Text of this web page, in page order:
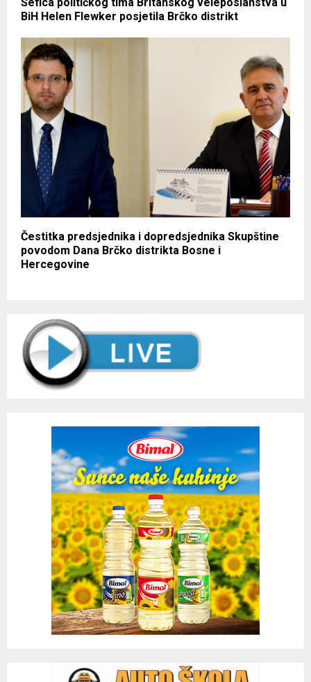
BiH Helen Flewker posjetila Brčko distrikt
Čestitka predsjednika i dopredsjednika Skupštine
povodom Dana Brčko distrikta Bosne i
Hercegovine